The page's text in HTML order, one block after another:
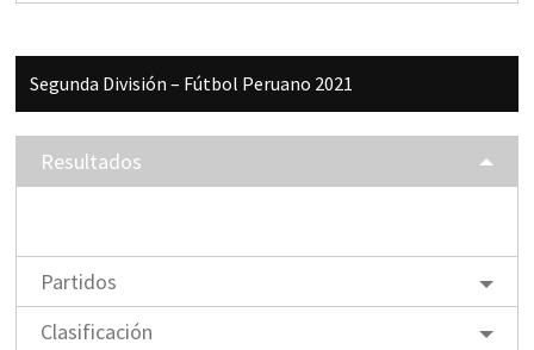
Segunda División – Fútbol Peruano 2021
Resultados
Partidos
Clasificación